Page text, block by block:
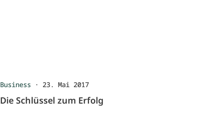
Business · 23. Mai 2017
Die Schlüssel zum Erfolg